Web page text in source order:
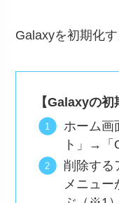
Galaxyを初期化
【Galaxyの初
ホーム
ト」→「
削除する
メニュー